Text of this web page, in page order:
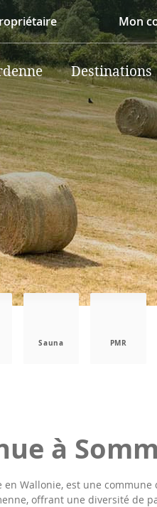
Mon
Destinations
Sauna PMR
à
en Wallonie, est une
offrant une diversité de